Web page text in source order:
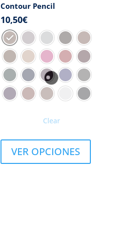
Contour Pencil
10,50€
Clear
VER OPCIONES